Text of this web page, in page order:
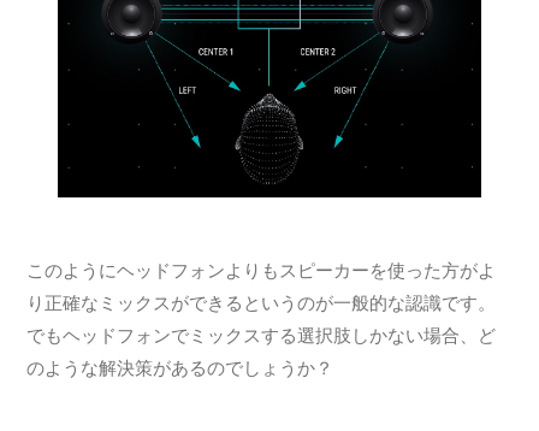
このようにヘッドフォンよりもスピーカーを使った方がよ
り正確なミックスができるというのが一般的な認識です。
でもヘッドフォンでミックスする選択肢しかない場合、ど
のような解決策があるのでしょうか？